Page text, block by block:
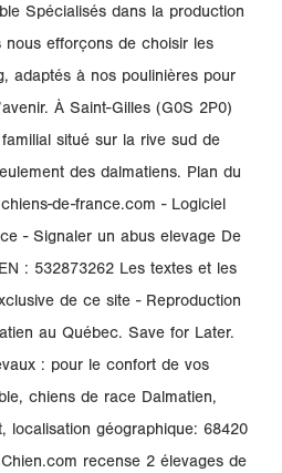
Spécialisés dans la production
efforçons de choisir les
adaptés à nos poulinières pour
À Saint-Gilles (G0S 2P0)
situé sur la rive sud de
des dalmatiens. Plan du
de-france.com - Logiciel
- Signaler un abus elevage De
: 532873262 Les textes et les
de ce site - Reproduction
au Québec. Save for Later.
: pour le confort de vos
chiens de race Dalmatien,
localisation géographique: 68420
recense 2 élevages de